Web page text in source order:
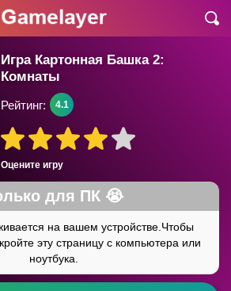
Игра Картонная Башка 2:
Комнаты
Оцените игру
Рейтинг: 4.1